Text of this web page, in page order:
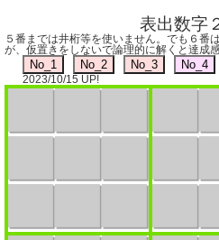
表出数字
５番までは井桁等を使いません。でも６番
が、仮置きをしないで論理的に解くと達成
2023/10/15 UP!